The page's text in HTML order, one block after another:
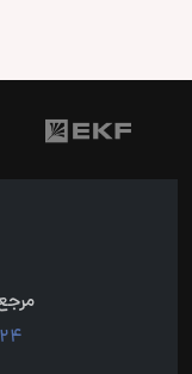
7/24